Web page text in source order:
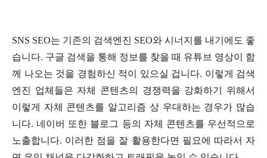
SNS SEO는 기존의 검색엔진 SEO와 시너지를 내기에도 좋
습니다. 구글 검색을 통해 정보를 찾을 때 유튜브 영상이 함
께 나오는 것을 경험하신 적이 있으실 겁니다. 이렇게 검색
엔진 업체들은 자체 콘텐츠의 경쟁력을 강화하기 위해서
이렇게 자체 콘텐츠를 알고리즘 상 우대하는 경우가 많습
니다. 네이버 또한 블로그 등의 자체 콘텐츠를 우선적으로
노출합니다. 이러한 점을 잘 활용한다면 필요에 따라서 자